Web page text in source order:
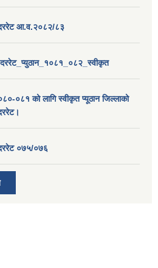
आ.व.२०८२/८३
०८१ को लागि स्वीकृत प्यूठान जिल्लाको
०७५/०७६